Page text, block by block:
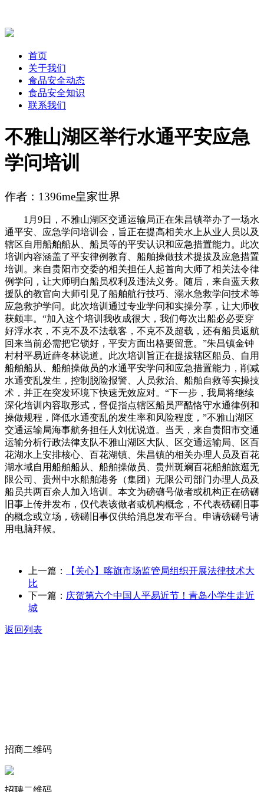
首页
关于我们
食品安全动态
食品安全知识
联系我们
不雅山湖区举行水通平安应急
学问培训
作者：1396me皇家世界
1月9日，不雅山湖区交通运输局正在朱昌镇举办了一场水
通平安、应急学问培训会，旨正在提高相关水上从业人员以及
辖区自用船舶船从、船员等的平安认识和应急措置能力。此次
培训内容涵盖了平安律例教育、船舶操做技术提拔及应急措置
培训。来自贵阳市交委的相关担任人起首向大师了相关法令律
例学问，让大师明白船员权利及违法义务。随后，来自蓝天救
援队的教官向大师引见了船舶航行技巧、溺水急救学问技术等
应急救护学问。此次培训通过专业学问和实操分享，让大师收
获颇丰。“加入这个培训我收成很大，我们每次出船必必要穿
好浮水衣，不克不及不法载客，不克不及超载，还有船员返航
回来当前必需把它锁好，平安方面出格要留意。”朱昌镇金钟
村村平易近薛冬林说道。此次培训旨正在提拔辖区船员、自用
船舶船从、船舶操做员的水通平安学问和应急措置能力，削减
水通变乱发生，控制脱险报警、人员救治、船舶自救等实操技
术，并正在突发环境下快速无效应对。“下一步，我局将继续
深化培训内容取形式，督促指点辖区船员严酷恪守水通律例和
操做规程，降低水通变乱的发生率和风险程度，”不雅山湖区
交通运输局海事航务担任人刘优说道。当天，来自贵阳市交通
运输分析行政法律支队不雅山湖区大队、区交通运输局、区百
花湖水上安排核心、百花湖镇、朱昌镇的相关办理人员及百花
湖水域自用船舶船从、船舶操做员、贵州斑斓百花船舶旅逛无
限公司、贵州中水船舶港务（集团）无限公司部门办理人员及
船员共两百余人加入培训。本文为磅礴号做者或机构正在磅礴
旧事上传并发布，仅代表该做者或机构概念，不代表磅礴旧事
的概念或立场，磅礴旧事仅供给消息发布平台。申请磅礴号请
用电脑拜候。
上一篇：
【关心】喀旗市场监管局组织开展法律技术大
比
下一篇： 庆贺第六个中国人平易近节！青岛小学生走近
城
返回列表
招商二维码
招聘二维码